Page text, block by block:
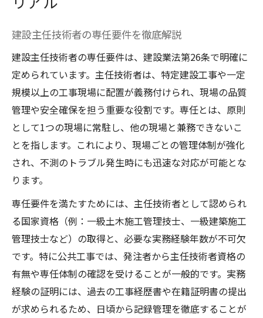
建設主任技術者の専任要件を徹底解説
建設主任技術者の専任要件は、建設業法第26条で明確に
定められています。主任技術者は、特定建設工事や一定
規模以上の工事現場に配置が義務付けられ、現場の品質
管理や安全確保を担う重要な役割です。専任とは、原則
として1つの現場に常駐し、他の現場と兼務できないこ
とを指します。これにより、現場ごとの管理体制が強化
され、不測のトラブル発生時にも迅速な対応が可能とな
ります。
専任要件を満たすためには、主任技術者として認められ
る国家資格（例：一級土木施工管理技士、一級建築施工
管理技士など）の取得と、必要な実務経験年数が不可欠
です。特に公共工事では、発注者から主任技術者資格の
有無や専任体制の確認を受けることが一般的です。実務
経験の証明には、過去の工事経歴書や在籍証明書の提出
が求められるため、日頃から記録管理を徹底することが